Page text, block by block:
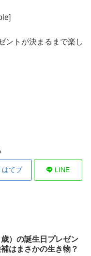
ントが決まるまで楽し
はてブ LINE
）の誕生日プレゼン
補はまさかの生き物？